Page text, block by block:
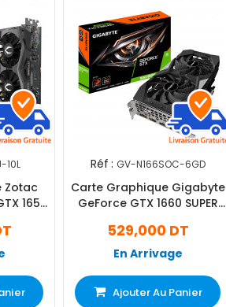
10L
Zotac
1650
Réf : GV-N166SOC-6GD
Carte Graphique Gigabyte
GeForce GTX 1660 SUPER
529,000 DT
En Arrivage
Ajouter Au Panier